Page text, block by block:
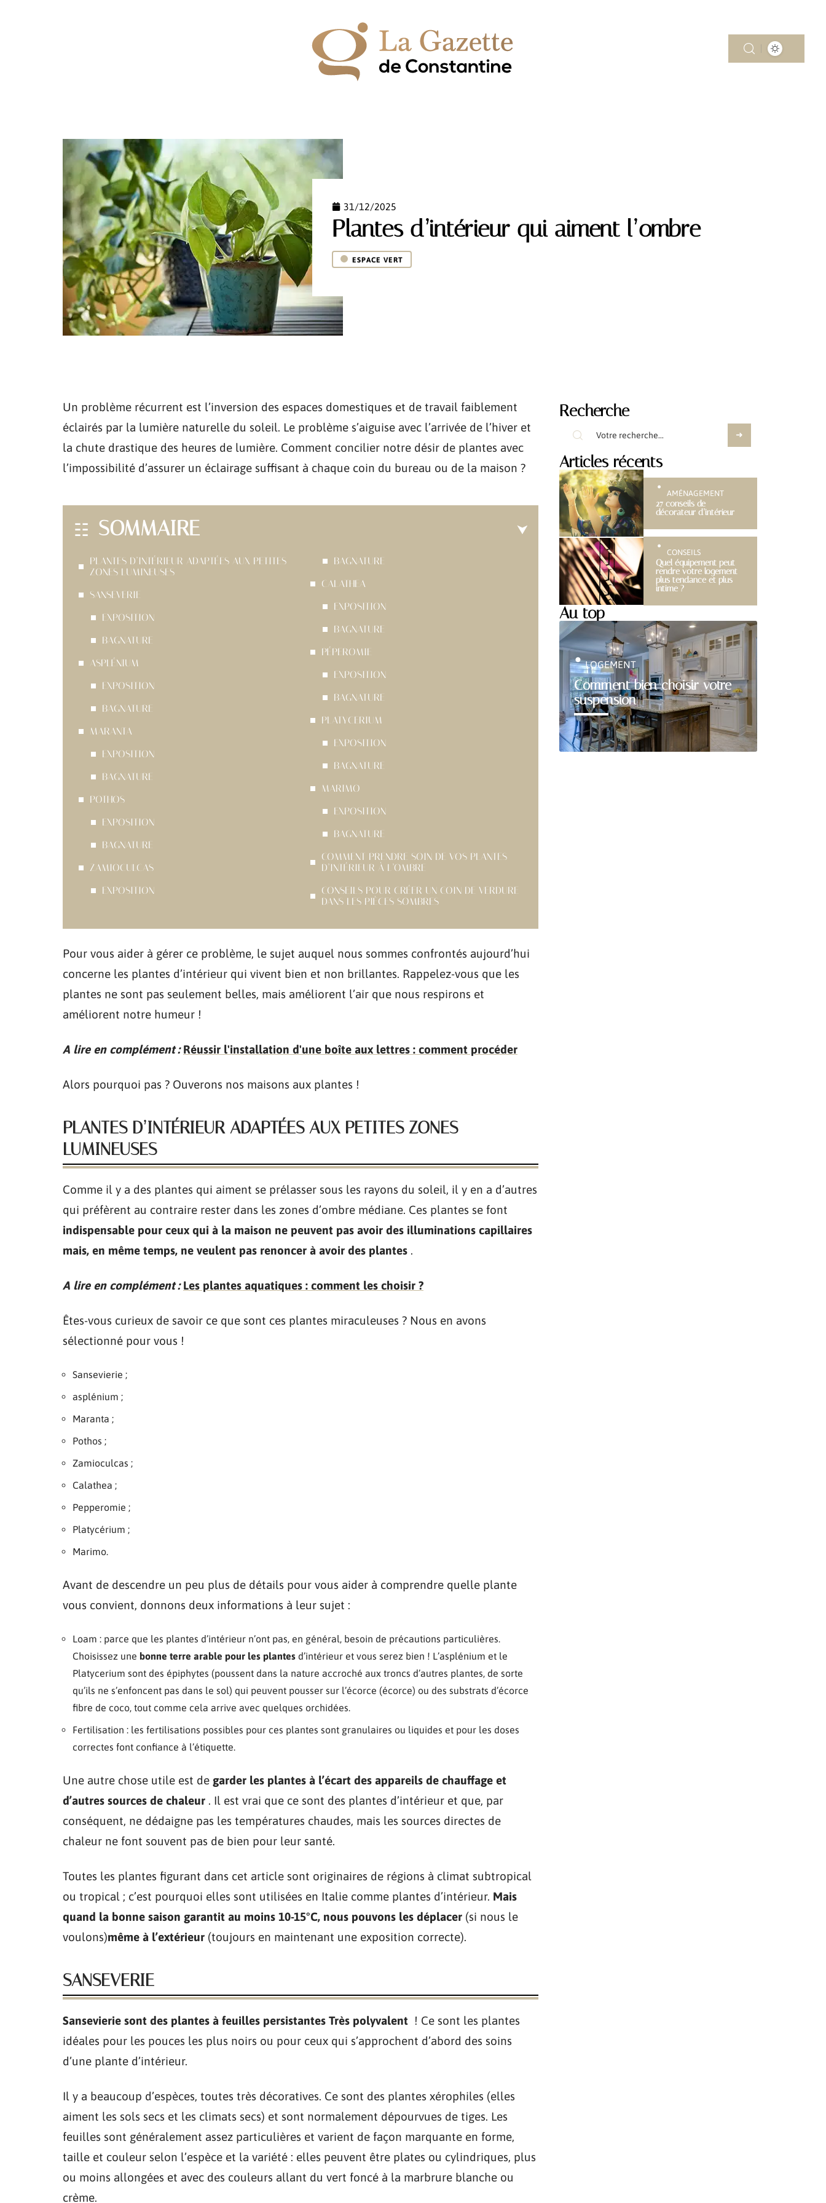
31/12/2025
Plantes d’intérieur qui aiment l’ombre
ESPACE VERT
Un problème récurrent est l’inversion des espaces domestiques et de travail faiblement
éclairés par la lumière naturelle du soleil. Le problème s’aiguise avec l’arrivée de l’hiver et
la chute drastique des heures de lumière. Comment concilier notre désir de plantes avec
l’impossibilité d’assurer un éclairage suffisant à chaque coin du bureau ou de la maison ?
SOMMAIRE
PLANTES D’INTÉRIEUR ADAPTÉES AUX PETITES
ZONES LUMINEUSES
SANSEVERIE
EXPOSITION
BAGNATURE
ASPLÉNIUM
EXPOSITION
BAGNATURE
MARANTA
EXPOSITION
BAGNATURE
POTHOS
EXPOSITION
BAGNATURE
ZAMIOCULCAS
EXPOSITION
BAGNATURE
CALATHEA
EXPOSITION
BAGNATURE
PÉPEROMIE
EXPOSITION
BAGNATURE
PLATYCERIUM
EXPOSITION
BAGNATURE
MARIMO
EXPOSITION
BAGNATURE
COMMENT PRENDRE SOIN DE VOS PLANTES
D’INTÉRIEUR À L’OMBRE
CONSEILS POUR CRÉER UN COIN DE VERDURE
DANS LES PIÈCES SOMBRES
Pour vous aider à gérer ce problème, le sujet auquel nous sommes confrontés aujourd’hui
concerne les plantes d’intérieur qui vivent bien et non brillantes. Rappelez-vous que les
plantes ne sont pas seulement belles, mais améliorent l’air que nous respirons et
améliorent notre humeur !
A lire en complément : Réussir l'installation d'une boîte aux lettres : comment procéder
Alors pourquoi pas ? Ouverons nos maisons aux plantes !
PLANTES D’INTÉRIEUR ADAPTÉES AUX PETITES ZONES
LUMINEUSES
Comme il y a des plantes qui aiment se prélasser sous les rayons du soleil, il y en a d’autres
qui préfèrent au contraire rester dans les zones d’ombre médiane. Ces plantes se font
indispensable pour ceux qui à la maison ne peuvent pas avoir des illuminations capillaires
mais, en même temps, ne veulent pas renoncer à avoir des plantes .
A lire en complément : Les plantes aquatiques : comment les choisir ?
Êtes-vous curieux de savoir ce que sont ces plantes miraculeuses ? Nous en avons
sélectionné pour vous !
Sansevierie ;
asplénium ;
Maranta ;
Pothos ;
Zamioculcas ;
Calathea ;
Pepperomie ;
Platycérium ;
Marimo.
Avant de descendre un peu plus de détails pour vous aider à comprendre quelle plante
vous convient, donnons deux informations à leur sujet :
Loam : parce que les plantes d’intérieur n’ont pas, en général, besoin de précautions particulières.
Choisissez une bonne terre arable pour les plantes d’intérieur et vous serez bien ! L’asplénium et le
Platycerium sont des épiphytes (poussent dans la nature accroché aux troncs d’autres plantes, de sorte
qu’ils ne s’enfoncent pas dans le sol) qui peuvent pousser sur l’écorce (écorce) ou des substrats d’écorce
fibre de coco, tout comme cela arrive avec quelques orchidées.
Fertilisation : les fertilisations possibles pour ces plantes sont granulaires ou liquides et pour les doses
correctes font confiance à l’étiquette.
Une autre chose utile est de garder les plantes à l’écart des appareils de chauffage et
d’autres sources de chaleur . Il est vrai que ce sont des plantes d’intérieur et que, par
conséquent, ne dédaigne pas les températures chaudes, mais les sources directes de
chaleur ne font souvent pas de bien pour leur santé.
Toutes les plantes figurant dans cet article sont originaires de régions à climat subtropical
ou tropical ; c’est pourquoi elles sont utilisées en Italie comme plantes d’intérieur. Mais
quand la bonne saison garantit au moins 10-15°C, nous pouvons les déplacer (si nous le
voulons)même à l’extérieur (toujours en maintenant une exposition correcte).
SANSEVERIE
Sansevierie sont des plantes à feuilles persistantes Très polyvalent ! Ce sont les plantes
idéales pour les pouces les plus noirs ou pour ceux qui s’approchent d’abord des soins
d’une plante d’intérieur.
Il y a beaucoup d’espèces, toutes très décoratives. Ce sont des plantes xérophiles (elles
aiment les sols secs et les climats secs) et sont normalement dépourvues de tiges. Les
feuilles sont généralement assez particulières et varient de façon marquante en forme,
taille et couleur selon l’espèce et la variété : elles peuvent être plates ou cylindriques, plus
ou moins allongées et avec des couleurs allant du vert foncé à la marbrure blanche ou
crème.
Recherche
Articles récents
AMÉNAGEMENT
27 conseils de
décorateur d’intérieur
CONSEILS
Quel équipement peut
rendre votre logement
plus tendance et plus
intime ?
Au top
Comment bien choisir votre
suspension
LOGEMENT